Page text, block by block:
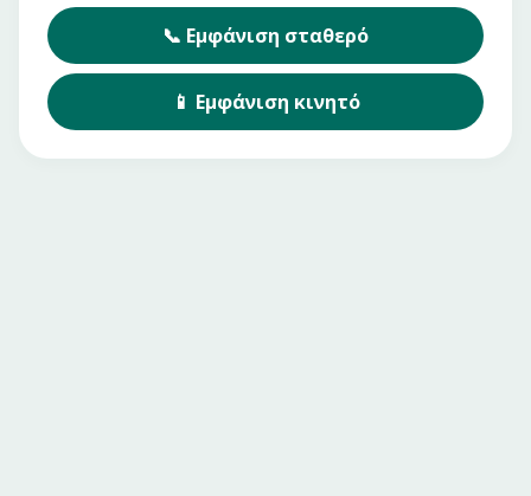
📞 Εμφάνιση σταθερό
📱 Εμφάνιση κινητό